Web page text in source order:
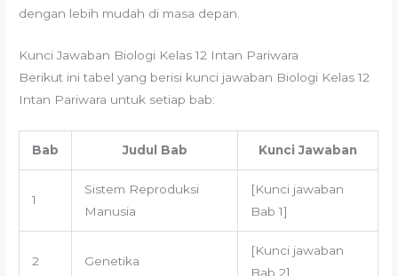
dengan lebih mudah di masa depan.
Kunci Jawaban Biologi Kelas 12 Intan Pariwara
Berikut ini tabel yang berisi kunci jawaban Biologi Kelas 12
Intan Pariwara untuk setiap bab:
Bab Judul Bab Kunci Jawaban
1
Sistem Reproduksi
Manusia
[Kunci jawaban
Bab 1]
2 Genetika
[Kunci jawaban
Bab 2]